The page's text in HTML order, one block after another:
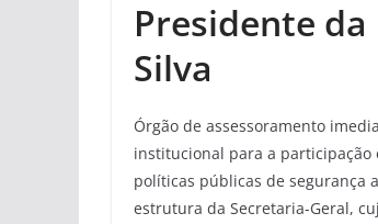
Presidente da
Silva
Órgão de assessoramento
institucional para a participação
políticas públicas de segurança
estrutura da Secretaria-Geral,